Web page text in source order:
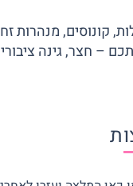
קונוסים, מנהרות
– חצר, גינה